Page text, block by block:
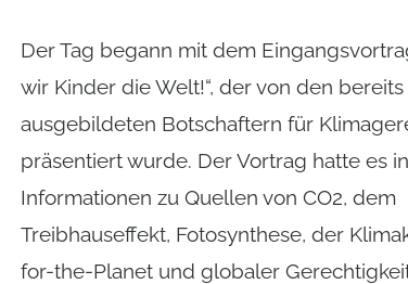
Der Tag begann mit dem
wir Kinder die Welt!“, der von den bereits
ausgebildeten Botschaftern für
präsentiert wurde. Der Vortrag hatte es
Informationen zu Quellen von CO2, dem
Treibhauseffekt, Fotosynthese, der
for-the-Planet und globaler